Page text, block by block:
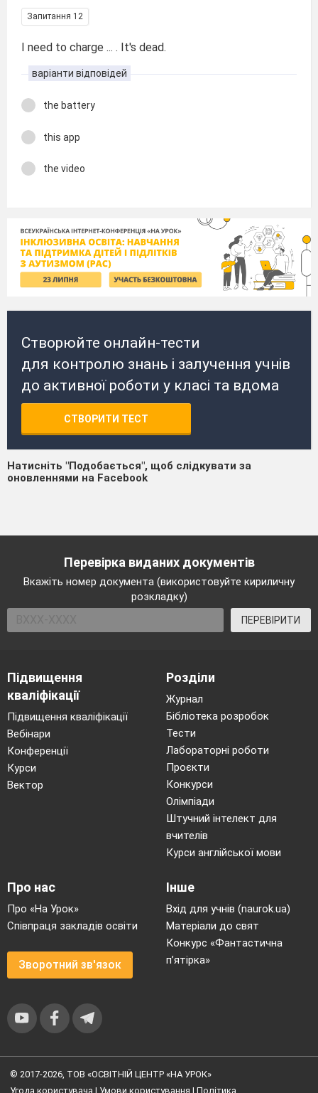
Запитання 12
I need to charge ... . It's dead.
варіанти відповідей
the battery
this app
the video
Створюйте онлайн-тести
для контролю знань і залучення учнів
до активної роботи у класі та вдома
СТВОРИТИ ТЕСТ
Натисніть "Подобається", щоб слідкувати за
оновленнями на Facebook
Перевірка виданих документів
Вкажіть номер документа (використовуйте кириличну
розкладку)
ПЕРЕВІРИТИ
Підвищення
кваліфікації
Підвищення кваліфікації
Вебінари
Конференції
Курси
Вектор
Розділи
Журнал
Бібліотека розробок
Тести
Лабораторні роботи
Проєкти
Конкурси
Олімпіади
Штучний інтелект для
вчителів
Курси англійської мови
Про нас
Про «На Урок»
Співпраця закладів освіти
Зворотний зв'язок
Інше
Вхід для учнів (naurok.ua)
Матеріали до свят
Конкурс «Фантастична
п’ятірка»
© 2017-2026, ТОВ «ОСВІТНІЙ ЦЕНТР «НА УРОК»
Угода користувача | Умови користування | Політика